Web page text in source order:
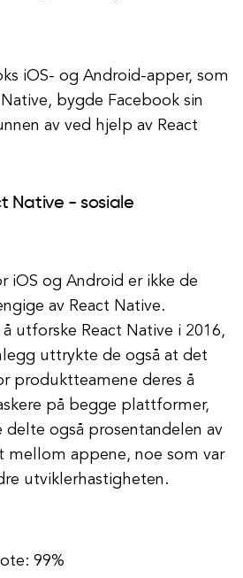
iOS- og Android-apper, som
bygde Facebook sin
av ved hjelp av React
Native - sosiale
iOS og Android er ikke de
av React Native.
utforske React Native i 2016,
uttrykte de også at det
produktteamene deres å
på begge plattformer,
delte også prosentandelen av
mellom appene, noe som var
utviklerhastigheten.
99%